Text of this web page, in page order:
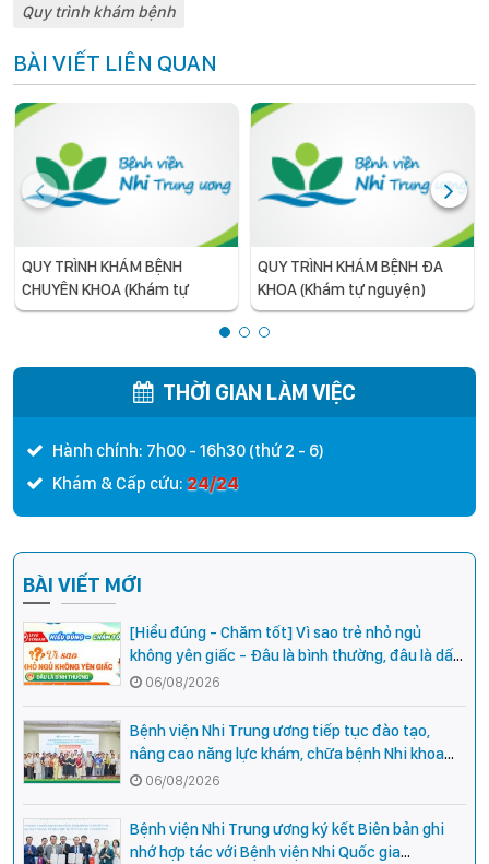
Quy trình khám bệnh
BÀI VIẾT LIÊN QUAN
QUY TRÌNH KHÁM BỆNH
CHUYÊN KHOA (Khám tự
nguyện)
QUY TRÌNH KHÁM BỆNH ĐA
KHOA (Khám tự nguyện)
THỜI GIAN LÀM VIỆC
Hành chính: 7h00 - 16h30 (thứ 2 - 6)
Khám & Cấp cứu: 24/24
BÀI VIẾT MỚI
[Hiểu đúng - Chăm tốt] Vì sao trẻ nhỏ ngủ
không yên giấc - Đâu là bình thường, đâu là dấu
hiệu cần đi khám ngay?
06/08/2026
Bệnh viện Nhi Trung ương tiếp tục đào tạo,
nâng cao năng lực khám, chữa bệnh Nhi khoa
cho cán bộ y tế tại các tỉnh miền núi phía Bắc
06/08/2026
Bệnh viện Nhi Trung ương ký kết Biên bản ghi
nhớ hợp tác với Bệnh viện Nhi Quốc gia